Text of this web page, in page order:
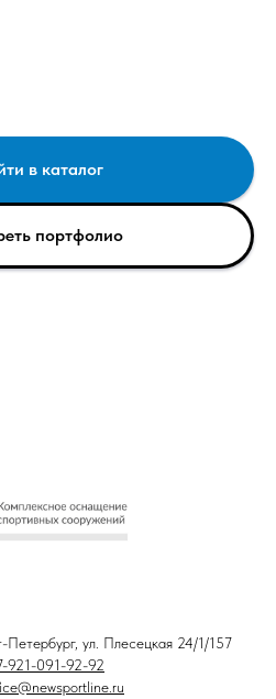
в каталог
портфолио
ул. Плесецкая 24/1/157
921-091-92-92